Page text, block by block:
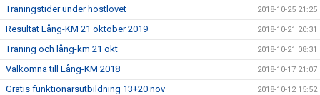
Träningstider under höstlovet 2018-10-25 21:25
Resultat Lång-KM 21 oktober 2019 2018-10-21 20:31
Träning och lång-km 21 okt 2018-10-21 08:31
Välkomna till Lång-KM 2018 2018-10-17 21:07
Gratis funktionärsutbildning 13+20 nov 2018-10-12 15:52